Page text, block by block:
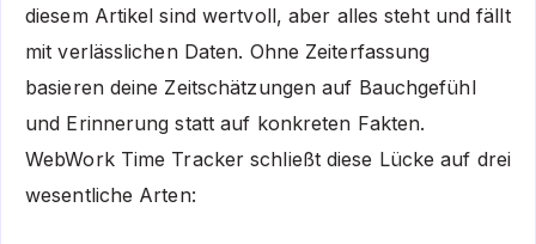
diesem Artikel sind wertvoll, aber alles steht und fällt
mit verlässlichen Daten. Ohne Zeiterfassung
basieren deine Zeitschätzungen auf Bauchgefühl
und Erinnerung statt auf konkreten Fakten.
WebWork Time Tracker schließt diese Lücke auf drei
wesentliche Arten: